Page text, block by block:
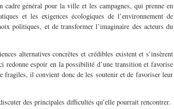
général pour la ville et les cam­pagnes, qui prenne en
et les exi­gences écologiques de l’environnement de
poli­tiques, et de trans­former l’imaginaire des acteurs du
alter­na­tives con­crètes et crédi­bles exis­tent et s’insèrent
redonne espoir en la possibilité d’une tran­si­tion et favorise
frag­iles, il con­vient donc de les soutenir et de favoriser leur
des prin­ci­pales dif­fi­cultés qu’elle pour­rait rencontrer.